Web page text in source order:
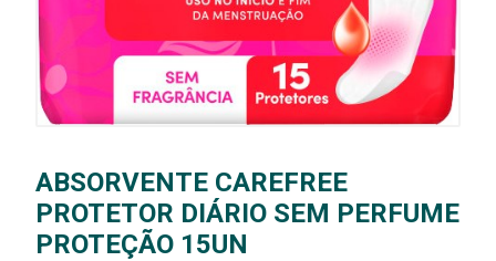
ABSORVENTE CAREFREE
PROTETOR DIÁRIO SEM PERFUME
PROTEÇÃO 15UN